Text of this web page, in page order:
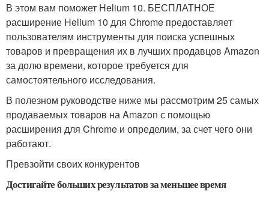
В этом вам поможет Helium 10. БЕСПЛАТНОЕ
расширение Helium 10 для Chrome предоставляет
пользователям инструменты для поиска успешных
товаров и превращения их в лучших продавцов Amazon
за долю времени, которое требуется для
самостоятельного исследования.
В полезном руководстве ниже мы рассмотрим 25 самых
продаваемых товаров на Amazon с помощью
расширения для Chrome и определим, за счет чего они
работают.
Превзойти своих конкурентов
Достигайте больших результатов за меньшее время